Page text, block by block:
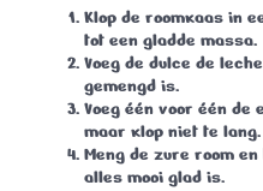
Klop de roomkaas in
tot een gladde massa.
Voeg de dulce de
gemengd is.
Voeg één voor één
maar klop niet te lang.
Meng de zure room
alles mooi glad is.